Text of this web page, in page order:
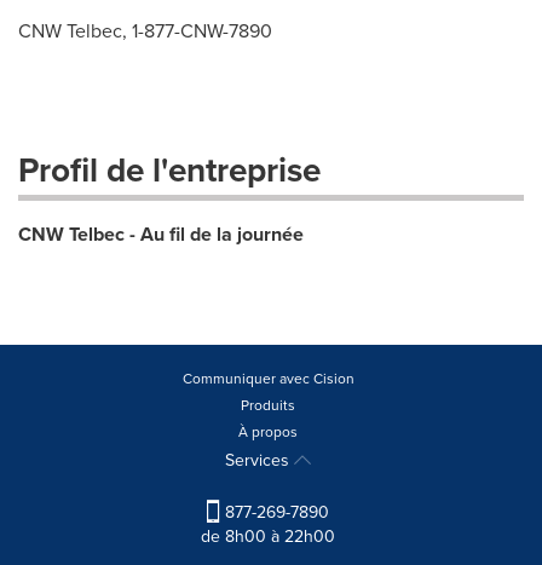
CNW Telbec, 1-877-CNW-7890
Profil de l'entreprise
CNW Telbec - Au fil de la journée
Communiquer avec Cision
Produits
À propos
Services
877-269-7890
de 8h00 à 22h00